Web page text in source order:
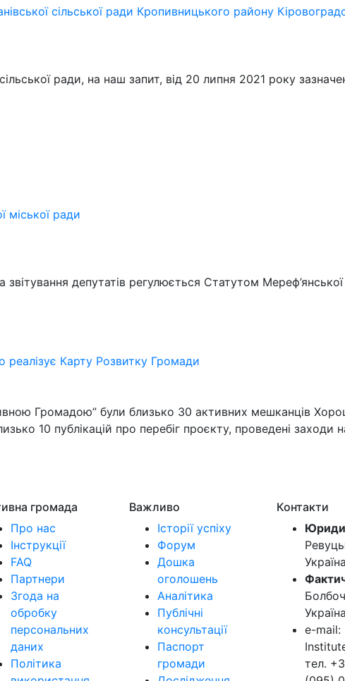
сільської ради Кропивницького району
сільської ради, на наш запит, від 20 липня 2021 року
міської ради
звітування депутатів регулюється Статутом
реалізує Карту Розвитку Громади
Громадою” були близько 30 активних мешканців
10 публікацій про перебіг проєкту, проведені заходи
громада
Про нас
Інструкції
FAQ
Партнери
Згода на
обробку
персональних
даних
Політика
Важливо
Історії успіху
Форум
Дошка
оголошень
Аналітика
Публічні
консультації
Паспорт
громади
Контакти
e-mail:
тел.